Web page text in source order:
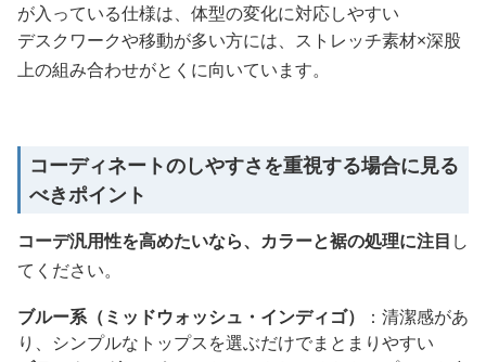
が入っている仕様は、体型の変化に対応しやすい
デスクワークや移動が多い方には、ストレッチ素材×深股
上の組み合わせがとくに向いています。
コーディネートのしやすさを重視する場合に見る
べきポイント
コーデ汎用性を高めたいなら、カラーと裾の処理に注目 し
てください。
ブルー系（ミッドウォッシュ・インディゴ）
：清潔感があ
り、シンプルなトップスを選ぶだけでまとまりやすい